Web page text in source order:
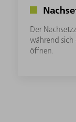
Der
während sich
öffnen.